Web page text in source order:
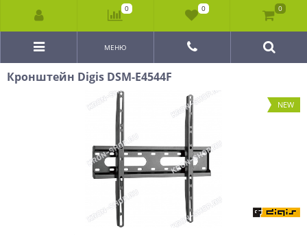
МЕНЮ
Кронштейн Digis DSM-E4544F
NEW
0 0 0